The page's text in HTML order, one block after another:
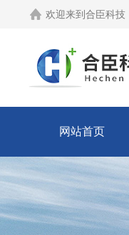
欢迎来到 合臣科技
网站首页